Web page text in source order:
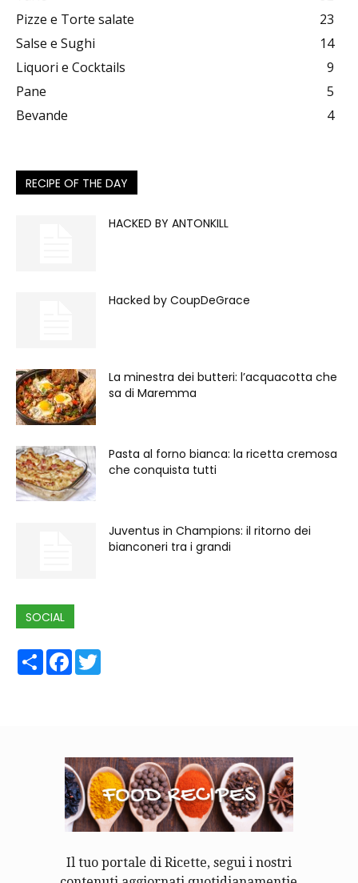
Pizze e Torte salate
23
Salse e Sughi
14
Liquori e Cocktails
9
Pane
5
Bevande
4
RECIPE OF THE DAY
HACKED BY ANTONKILL
Hacked by CoupDeGrace
La minestra dei butteri: l’acquacotta che
sa di Maremma
Pasta al forno bianca: la ricetta cremosa
che conquista tutti
Juventus in Champions: il ritorno dei
bianconeri tra i grandi
SOCIAL
ShareFacebook
Il tuo portale di Ricette, segui i nostri